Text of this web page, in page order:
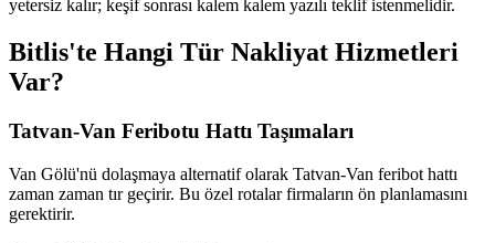
yetersiz kalır; keşif sonrası kalem kalem yazılı teklif istenmelidir.
Bitlis'te Hangi Tür Nakliyat Hizmetleri
Var?
Tatvan-Van Feribotu Hattı Taşımaları
Van Gölü'nü dolaşmaya alternatif olarak Tatvan-Van feribot hattı
zaman zaman tır geçirir. Bu özel rotalar firmaların ön planlamasını
gerektirir.